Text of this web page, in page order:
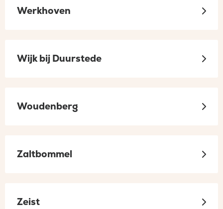
Werkhoven
Wijk bij Duurstede
Woudenberg
Zaltbommel
Zeist